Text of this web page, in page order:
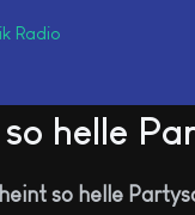
helle
so helle